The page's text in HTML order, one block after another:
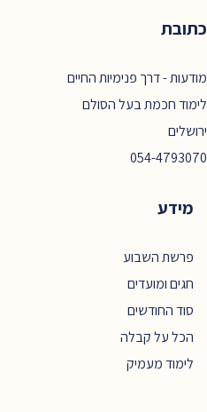
כתובת
מודעות - דרך פנימיות החיים
לימוד חכמת בעל הסולם
ירושלים
054-4793070
מידע
פרשת השבוע
חגים ומועדים
סוד החודשים
הכל על קבלה
לימוד מעמיק